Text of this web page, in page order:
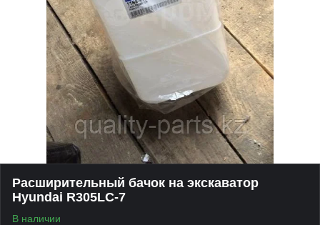
Расширительный бачок на экскаватор
Hyundai R305LC-7
В наличии